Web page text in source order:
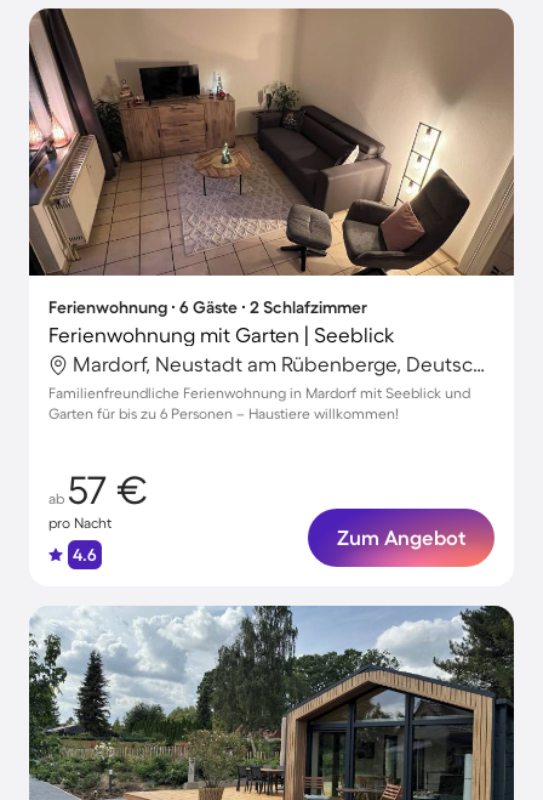
Ferienwohnung ∙ 6 Gäste ∙ 2 Schlafzimmer
Ferienwohnung mit Garten | Seeblick
Mardorf, Neustadt am Rübenberge, Deutschland
Familienfreundliche Ferienwohnung in Mardorf mit Seeblick und
Garten für bis zu 6 Personen – Haustiere willkommen!
ab 57 €
pro Nacht
4.6
Zum Angebot